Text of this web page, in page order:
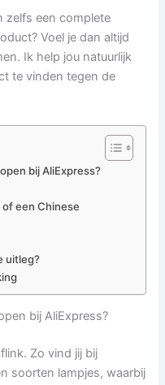
zelfs een complete
Voel je dan altijd
Ik help jou natuurlijk
te vinden tegen de
bij AliExpress?
een Chinese
uitleg?
bij AliExpress?
Zo vind jij bij
soorten lampjes, waarbij